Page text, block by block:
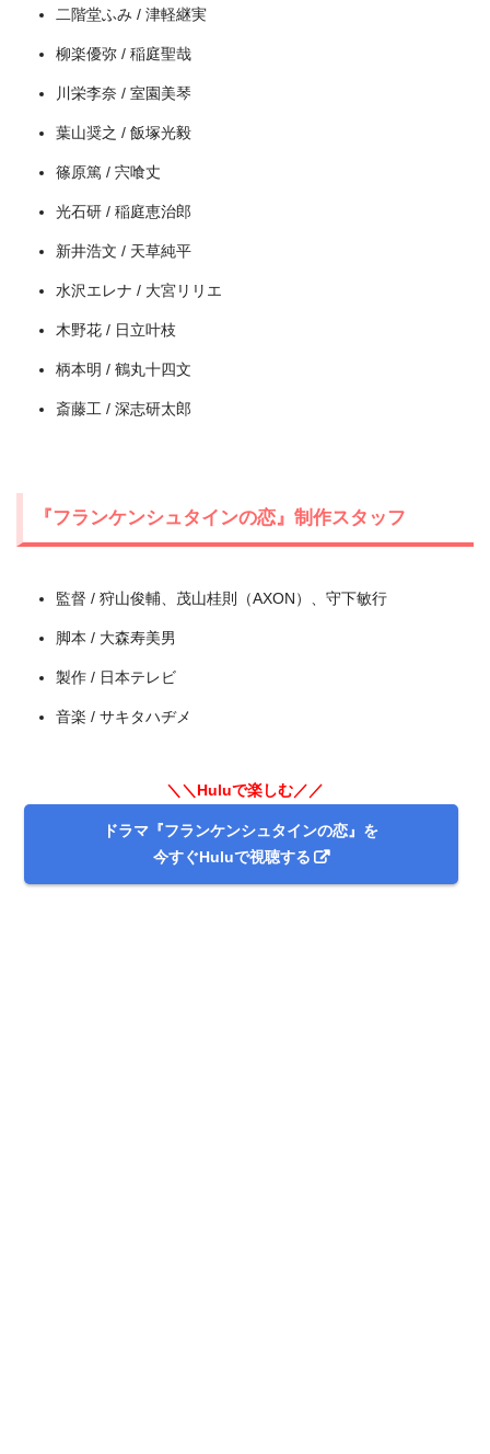
二階堂ふみ / 津軽継実
柳楽優弥 / 稲庭聖哉
川栄李奈 / 室園美琴
葉山奨之 / 飯塚光毅
篠原篤 / 宍喰丈
光石研 / 稲庭恵治郎
新井浩文 / 天草純平
水沢エレナ / 大宮リリエ
木野花 / 日立叶枝
柄本明 / 鶴丸十四文
斎藤工 / 深志研太郎
『フランケンシュタインの恋』制作スタッフ
監督 / 狩山俊輔、茂山桂則（AXON）、守下敏行
脚本 / 大森寿美男
製作 / 日本テレビ
音楽 / サキタハヂメ
＼＼Huluで楽しむ／／
ドラマ『フランケンシュタインの恋』を
今すぐHuluで視聴する